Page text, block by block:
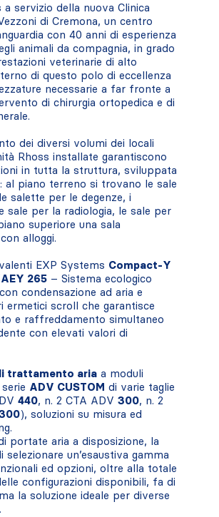
a servizio della nuova Clinica
di Cremona, un centro
con 40 anni di esperienza
animali da compagnia, in grado
veterinarie di alto
di questo polo di eccellenza
necessarie a far fronte a
di chirurgia ortopedica e di
dei diversi volumi dei locali
Rhoss installate garantiscono
in tutta la struttura, sviluppata
al piano terreno si trovano le sale
salette per le degenze, i
sale per la radiologia, le sale per
superiore una sala
alloggi.
EXP Systems Compact-Y
265– Sistema ecologico
condensazione ad aria e
ermetici scroll che garantisce
e raffreddamento simultaneo
con elevati valori di
trattamento ariaa moduli
ADV CUSTOM di varie taglie
440, n. 2 CTA ADV 300, n. 2
), soluzioni su misura ed
portate aria a disposizione, la
selezionare un’esaustiva gamma
ed opzioni, oltre alla totale
configurazioni disponibili, fa di
la soluzione ideale per diverse